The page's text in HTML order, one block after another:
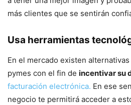
más clientes que se sentirán
Usa herramientas
En el mercado existen
pymes con el fin de incentivar su
facturación electrónica. En ese
negocio te permitirá acceder a